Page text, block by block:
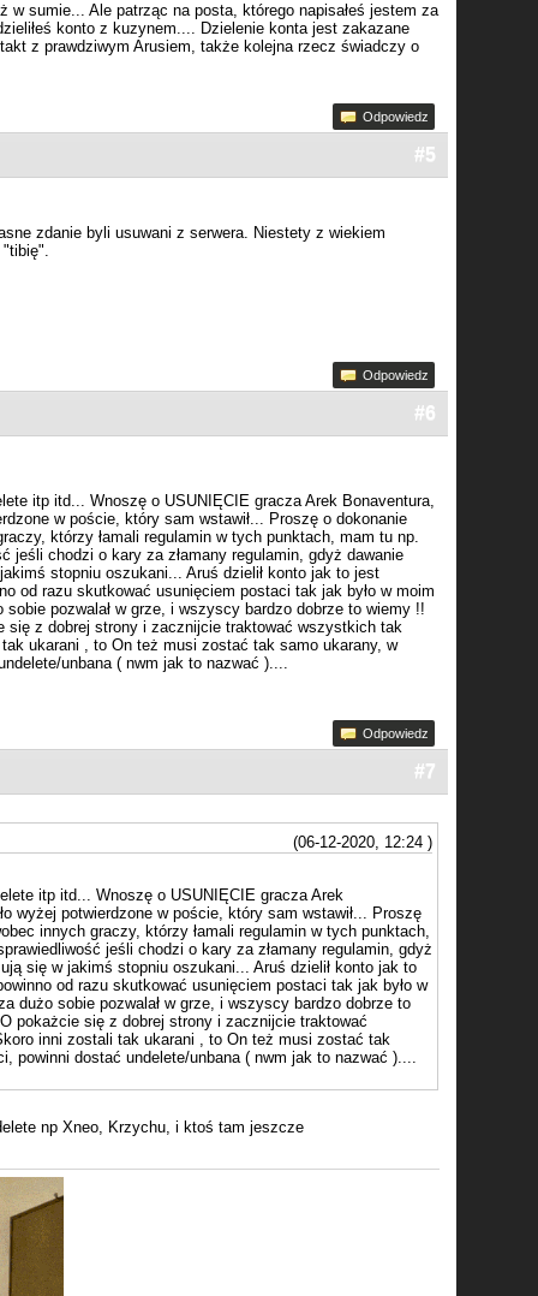
sumie... Ale patrząc na posta, którego napisałeś jestem za
konto z kuzynem.... Dzielenie konta jest zakazane
z prawdziwym Arusiem, także kolejna rzecz świadczy o
Odpowiedz
#5
zdanie byli usuwani z serwera. Niestety z wiekiem
"tibię".
Odpowiedz
#6
itp itd... Wnoszę o USUNIĘCIE gracza Arek Bonaventura,
w poście, który sam wstawił... Proszę o dokonanie
którzy łamali regulamin w tych punktach, mam tu np.
jeśli chodzi o kary za złamany regulamin, gdyż dawanie
stopniu oszukani... Aruś dzielił konto jak to jest
od razu skutkować usunięciem postaci tak jak było w moim
pozwalał w grze, i wszyscy bardzo dobrze to wiemy !!
się z dobrej strony i zacznijcie traktować wszystkich tak
ukarani , to On też musi zostać tak samo ukarany, w
unbana ( nwm jak to nazwać )....
Odpowiedz
#7
(06-12-2020, 12:24 )
itp itd... Wnoszę o USUNIĘCIE gracza Arek
wyżej potwierdzone w poście, który sam wstawił... Proszę
innych graczy, którzy łamali regulamin w tych punktach,
jeśli chodzi o kary za złamany regulamin, gdyż
się w jakimś stopniu oszukani... Aruś dzielił konto jak to
od razu skutkować usunięciem postaci tak jak było w
dużo sobie pozwalał w grze, i wszyscy bardzo dobrze to
pokażcie się z dobrej strony i zacznijcie traktować
inni zostali tak ukarani , to On też musi zostać tak
powinni dostać undelete/unbana ( nwm jak to nazwać )....
np Xneo, Krzychu, i ktoś tam jeszcze